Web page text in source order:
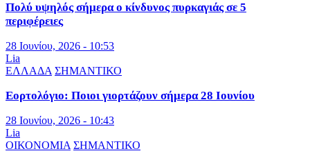
Πολύ υψηλός σήμερα ο κίνδυνος πυρκαγιάς σε 5
περιφέρειες
28 Ιουνίου, 2026 - 10:53
Lia
ΕΛΛΑΔΑ ΣΗΜΑΝΤΙΚΟ
Εορτολόγιο: Ποιοι γιορτάζουν σήμερα 28 Ιουνίου
28 Ιουνίου, 2026 - 10:43
Lia
ΟΙΚΟΝΟΜΙΑ ΣΗΜΑΝΤΙΚΟ